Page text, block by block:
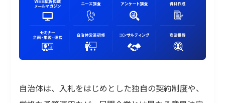
自治体は、入札をはじめとした独自の契約制度や、